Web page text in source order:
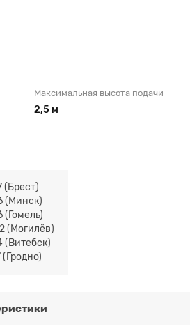
Максимальная высота подачи
2,5 м
(Брест)
(Минск)
(Гомель)
(Могилёв)
(Витебск)